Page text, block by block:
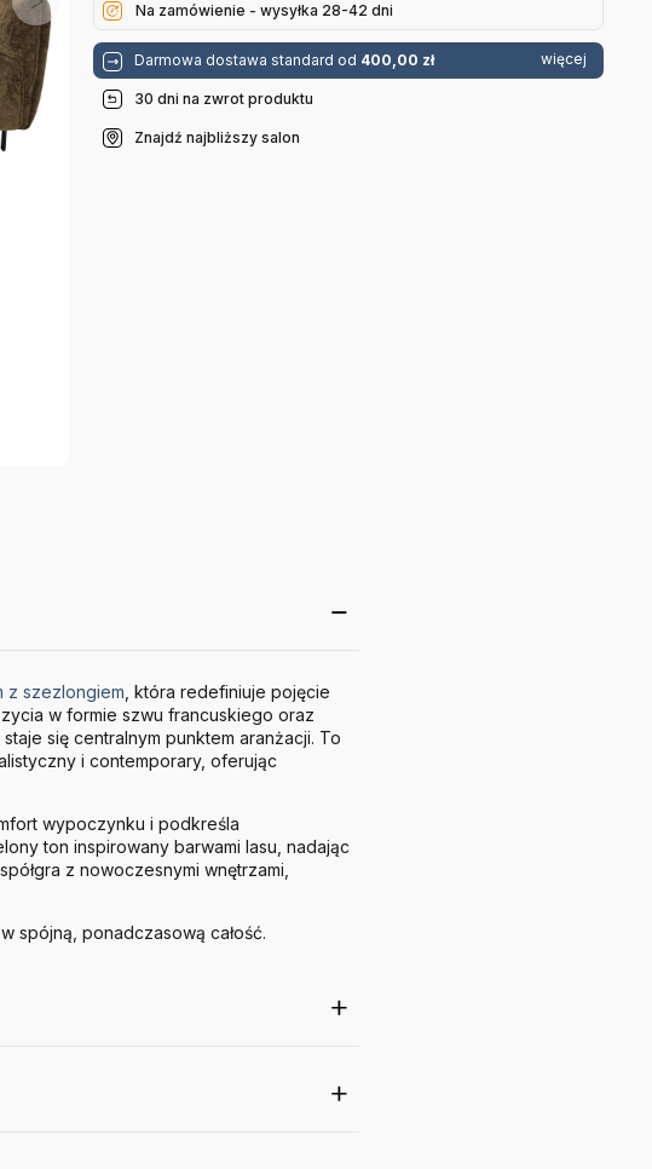
Na zamówienie - wysyłka 28-42 dni
Darmowa dostawa standard od 400,00 zł więcej
30 dni na zwrot produktu
Znajdź najbliższy salon
z szezlongiem , która redefiniuje pojęcie
w formie szwu francuskiego oraz
się centralnym punktem aranżacji. To
i contemporary, oferując
wypoczynku i podkreśla
ton inspirowany barwami lasu, nadając
z nowoczesnymi wnętrzami,
spójną, ponadczasową całość.